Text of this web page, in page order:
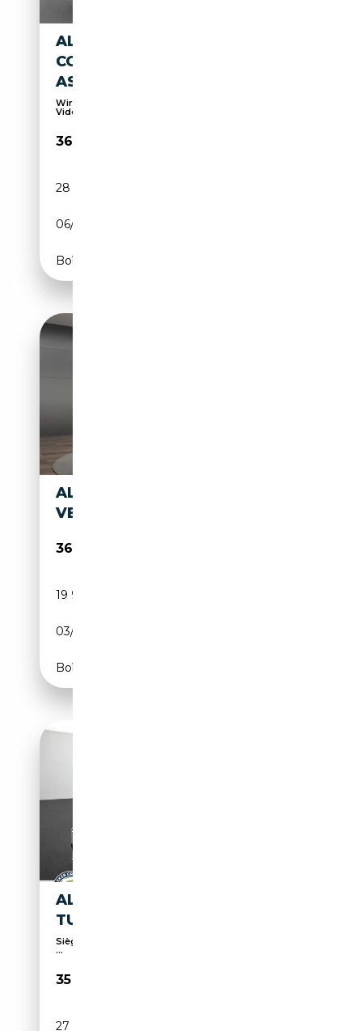
ALFA ROMEO GIULIA
COMPETIZIONE Q4
ASSISTENZPAKET LED NAVI
Wir präsentieren das Fahrzeug auch gerne über
Vide...
36 870€
28 194 km
06/2023
Boîte automatique
ALFA ROMEO GIULIA MY24
VELOCE PREMIUM PAKET
36 890€
19 995 km
03/2024
Boîte automatique
ALFA ROMEO GIULIA 2.0
TURBO 16V VELOCE Q4
Sièges électriques, Soundsystem, 4x4, Palettes de
...
35 880€
27 514 km